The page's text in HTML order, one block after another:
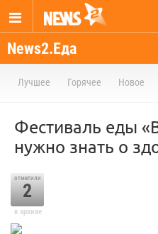
News2.Еда
Лучшее Горячее Новое
Фестиваль еды
нужно знать о
отметили
2
в архиве